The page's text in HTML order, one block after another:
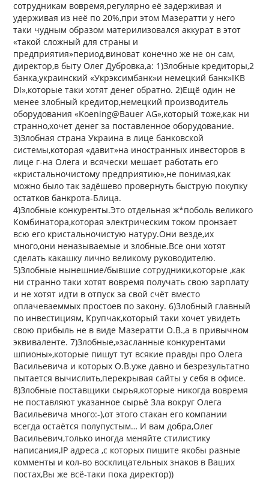
сотрудникам вовремя,регулярно её задерживая и
удерживая из неё по 20%,при этом Мазератти у него
таки чудным образом материлизовался аккурат в этот
«такой сложный для страны и
предприятия»период,виноват конечно же не он сам,
директор,в быту Олег Дубровка,а: 1)Злобные кредиторы,2
банка,украинский «Укрэксимбанк»и немецкий банк»IKB
DI»,которые таки хотят денег обратно. 2)Ещё один не
менее злобный кредитор,немецкий производитель
оборудования «Koening@Bauer AG»,который тоже,как ни
странно,хочет денег за поставленное оборудование.
3)Злобная страна Украина в лице банковской
системы,которая «давит»на иностранных инвесторов в
лице г-на Олега и всячески мешает работать его
«кристальночистому предприятию»,не понимая,как
можно было так задёшево провернуть быструю покупку
остатков банкрота-Блица.
4)Злобные конкуренты.Это отдельная ж*поболь великого
Комбинатора,которая электрическим током пронзает
всю его кристальночистую натуру.Они везде,их
много,они неназываемые и злобные.Все они хотят
сделать какашку лично великому руководителю.
5)Злобные нынешние/бывшие сотрудники,которые ,как
ни странно таки хотят вовремя получать свою зарплату
и не хотят идти в отпуск за свой счёт вместо
оплачеваеммых простоев по закону. 6)Злобный главный
по инвестициям, Крупчак,который таки хочет увидеть
свою прибыль не в виде Мазератти О.В.,а в привычном
эквиваленте. 7)Злобные,»засланные конкурентами
шпионы»,которые пишут тут всякие правды про Олега
Васильевича и которых О.В.уже давно и безрезультатно
пытается вычислить,перекрывая сайты у себя в офисе.
8)Злобные поставщики сырья,которые никогда вовремя
не поставляют указанное сырьё Зла вокруг Олега
Васильевича много:-),от этого стакан его компании
всегда остаётся полупустым… И вам добра,Олег
Васильевич,только иногда меняйте стилистику
написания,IP адреса ,с которых пишите якобы разные
комменты и кол-во восклицательных знаков в Ваших
постах,Вы же всё-таки пока директор))